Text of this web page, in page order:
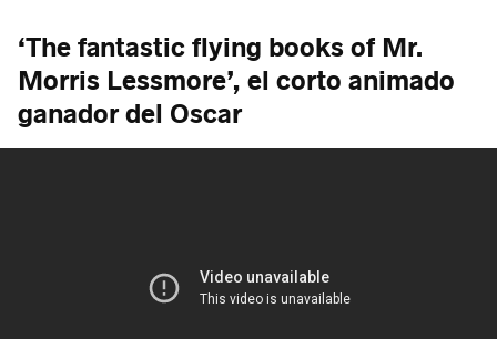
‘The fantastic flying books of Mr.
Morris Lessmore’, el corto animado
ganador del Oscar